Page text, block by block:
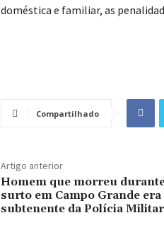
doméstica e familiar, as
Compartilhado
Artigo anterior
Homem que morreu
surto em Campo Grande era
subtenente da Polícia Militar